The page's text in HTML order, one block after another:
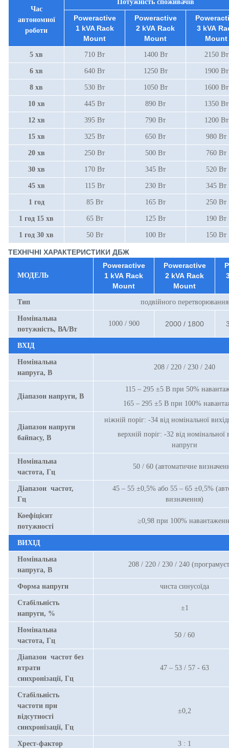
Час
автономної
роботи
Потужність споживачів
Poweractive
1 kVA Rack
Mount
Poweractive
2 kVA Rack
Mount
3 kVA
Mount
5 хв 710 Вт 1400 Вт 2150 Вт
6 хв 640 Вт 1250 Вт 1900 Вт
8 хв 530 Вт 1050 Вт 1600 Вт
10 хв 445 Вт 890 Вт 1350 Вт
12 хв 395 Вт 790 Вт 1200 Вт
15 хв 325 Вт 650 Вт 980 Вт
20 хв 250 Вт 500 Вт 760 Вт
30 хв 170 Вт 345 Вт 520 Вт
45 хв 115 Вт 230 Вт 345 Вт
1 год 85 Вт 165 Вт 250 Вт
1 год 15 хв 65 Вт 125 Вт 190 Вт
1 год 30 хв 50 Вт 100 Вт 150 Вт
ТЕХНІЧНІ ХАРАКТЕРИСТИКИ ДБЖ
МОДЕЛЬ
Poweractive
1 kVA Rack
Mount
Poweractive
2 kVA Rack
Mount
Тип подвійного перетворювання
Номінальна
потужність, ВА/Вт
1000 / 900 2000 / 1800
ВХІД
Номінальна
напруга, В
208 / 220 / 230 / 240
Діапазон напруги, В
115 – 295 ±5 В при 50%
165 – 295 ±5 В при 100%
Діапазон напруги
байпасу, В
ніжній поріг: -34 від номінальної
верхній поріг: -32 від номінальної
напруги
Номінальна
частота, Гц
50 / 60 (автоматичне
Діапазон частот,
Гц
45 – 55 ±0,5% або 55 – 65 ±0,5%
визначення)
Коефіцієнт
потужності
≥0,98 при 100%
ВИХІД
Номінальна
напруга, В
208 / 220 / 230 / 240
Форма напруги чиста синусоїда
Стабільність
напруги, %
±1
Номінальна
частота, Гц
50 / 60
Діапазон частот без
втрати
синхронізації, Гц
47 – 53 / 57 - 63
Стабільність
частоти при
відсутності
синхронізації, Гц
±0,2
Хрест-фактор 3 : 1